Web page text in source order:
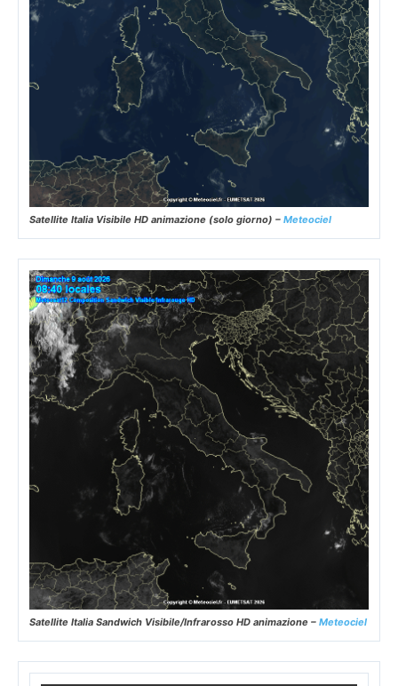
Satellite Italia Visibile HD animazione (solo giorno) – Meteociel
Satellite Italia Sandwich Visibile/Infrarosso HD animazione – Meteociel